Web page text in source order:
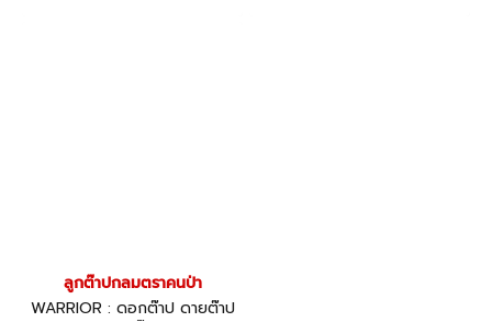
ลูกต๊าปกลมตราคนป่า
WARRIOR : ดอกต๊าป ดายต๊าป